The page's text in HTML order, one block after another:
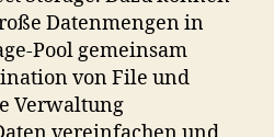
Datenmengen in
Pool gemeinsam
von File und
Verwaltung